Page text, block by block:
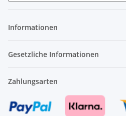
Informationen
Gesetzliche Informationen
Zahlungsarten